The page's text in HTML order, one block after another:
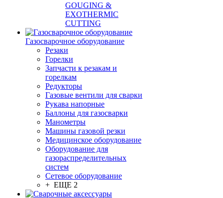
GOUGING &
EXOTHERMIC
CUTTING
Газосварочное оборудование
Резаки
Горелки
Запчасти к резакам и
горелкам
Редукторы
Газовые вентили для сварки
Рукава напорные
Баллоны для газосварки
Манометры
Машины газовой резки
Медицинское оборудование
Оборудование для
газораспределительных
систем
Сетевое оборудование
+ ЕЩЕ 2